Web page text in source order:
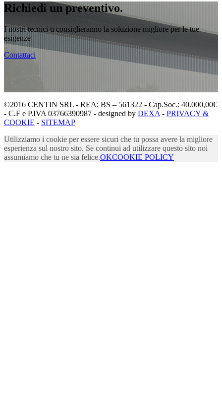
Richiedi un preventivo.
I nostri tecnici ti consiglieranno la soluzione migliore per le tue
esigenze
Contattaci
©2016 CENTIN SRL - REA: BS – 561322 - Cap.Soc.: 40.000,00€
- C.F e P.IVA 03766390987 - designed by DEXA - PRIVACY &
COOKIE - SITEMAP
Utilizziamo i cookie per essere sicuri che tu possa avere la migliore
esperienza sul nostro sito. Se continui ad utilizzare questo sito noi
assumiamo che tu ne sia felice.OKCOOKIE POLICY